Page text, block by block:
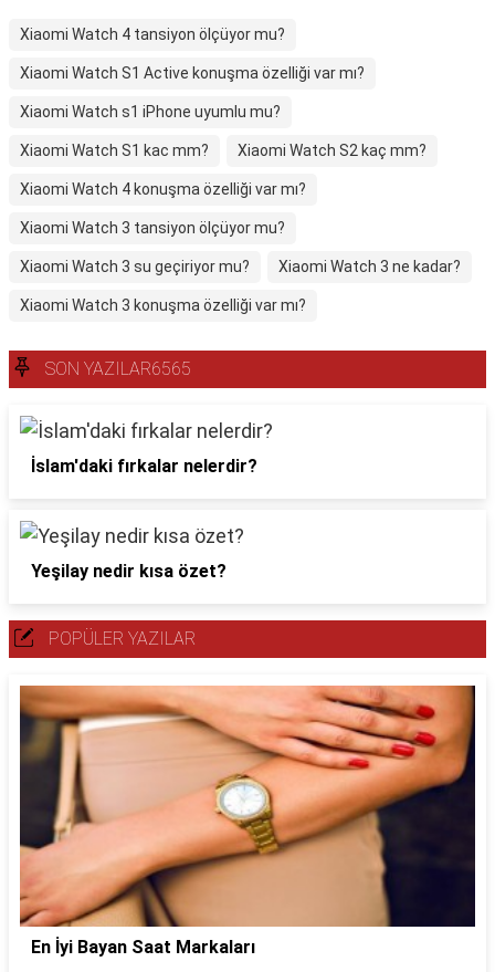
Xiaomi Watch 4 tansiyon ölçüyor mu?
Xiaomi Watch S1 Active konuşma özelliği var mı?
Xiaomi Watch s1 iPhone uyumlu mu?
Xiaomi Watch S1 kac mm? Xiaomi Watch S2 kaç mm?
Xiaomi Watch 4 konuşma özelliği var mı?
Xiaomi Watch 3 tansiyon ölçüyor mu?
Xiaomi Watch 3 su geçiriyor mu? Xiaomi Watch 3 ne kadar?
Xiaomi Watch 3 konuşma özelliği var mı?
SON YAZILAR6565
İslam'daki fırkalar nelerdir?
Yeşilay nedir kısa özet?
POPÜLER YAZILAR
En İyi Bayan Saat Markaları